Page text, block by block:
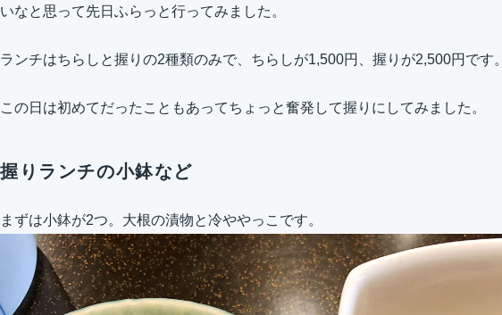
いなと思って先日ふらっと行ってみました。
ランチはちらしと握りの2種類のみで、ちらしが1,500円、握りが2,500円です。
この日は初めてだったこともあってちょっと奮発して握りにしてみました。
握りランチの小鉢など
まずは小鉢が2つ。大根の漬物と冷ややっこです。